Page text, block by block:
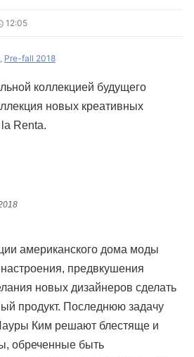
12:05
, Pre-fall 2018
коллекцией будущего
новых креативных
Renta.
американского дома моды
предвкушения
новых дизайнеров сделать
продукт. Последнюю задачу
Ким решают блестяще и
обреченные быть